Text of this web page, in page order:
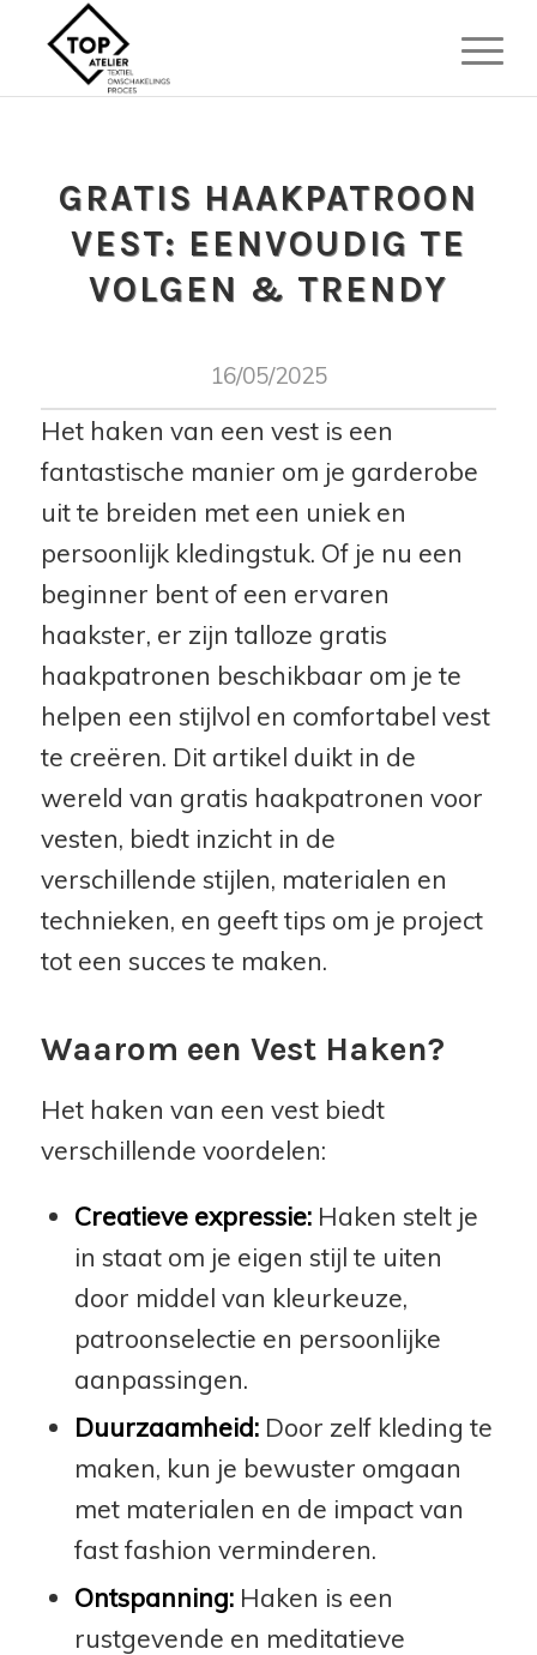
GRATIS HAAKPATROON
VEST: EENVOUDIG TE
VOLGEN & TRENDY
16/05/2025
Het haken van een vest is een
fantastische manier om je garderobe
uit te breiden met een uniek en
persoonlijk kledingstuk. Of je nu een
beginner bent of een ervaren
haakster, er zijn talloze gratis
haakpatronen beschikbaar om je te
helpen een stijlvol en comfortabel vest
te creëren. Dit artikel duikt in de
wereld van gratis haakpatronen voor
vesten, biedt inzicht in de
verschillende stijlen, materialen en
technieken, en geeft tips om je project
tot een succes te maken.
Waarom een Vest Haken?
Het haken van een vest biedt
verschillende voordelen:
Creatieve expressie:Haken stelt je
in staat om je eigen stijl te uiten
door middel van kleurkeuze,
patroonselectie en persoonlijke
aanpassingen.
Duurzaamheid:Door zelf kleding te
maken, kun je bewuster omgaan
met materialen en de impact van
fast fashion verminderen.
Ontspanning:Haken is een
rustgevende en meditatieve